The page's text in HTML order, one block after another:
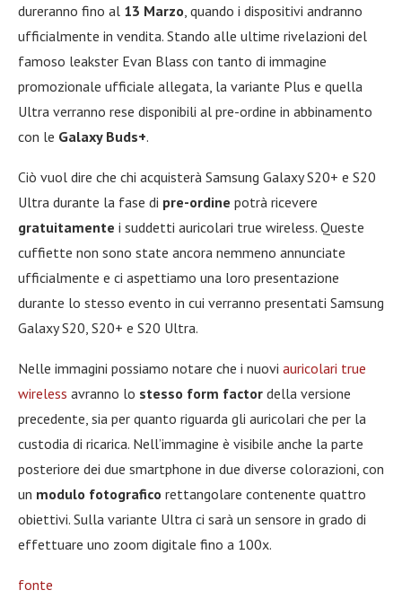
dureranno fino al 13 Marzo, quando i dispositivi andranno
ufficialmente in vendita. Stando alle ultime rivelazioni del
famoso leakster Evan Blass con tanto di immagine
promozionale ufficiale allegata, la variante Plus e quella
Ultra verranno rese disponibili al pre-ordine in abbinamento
con le Galaxy Buds+.
Ciò vuol dire che chi acquisterà Samsung Galaxy S20+ e S20
Ultra durante la fase di pre-ordine potrà ricevere
gratuitamente i suddetti auricolari true wireless. Queste
cuffiette non sono state ancora nemmeno annunciate
ufficialmente e ci aspettiamo una loro presentazione
durante lo stesso evento in cui verranno presentati Samsung
Galaxy S20, S20+ e S20 Ultra.
Nelle immagini possiamo notare che i nuovi auricolari true
wireless avranno lo stesso form factor della versione
precedente, sia per quanto riguarda gli auricolari che per la
custodia di ricarica. Nell’immagine è visibile anche la parte
posteriore dei due smartphone in due diverse colorazioni, con
un modulo fotografico rettangolare contenente quattro
obiettivi. Sulla variante Ultra ci sarà un sensore in grado di
effettuare uno zoom digitale fino a 100x.
fonte